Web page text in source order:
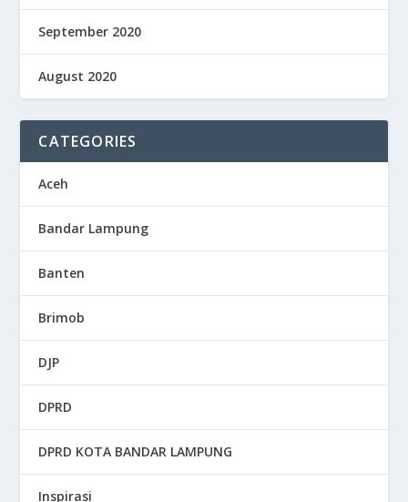
September 2020
August 2020
CATEGORIES
Aceh
Bandar Lampung
Banten
Brimob
DJP
DPRD
DPRD KOTA BANDAR LAMPUNG
Inspirasi